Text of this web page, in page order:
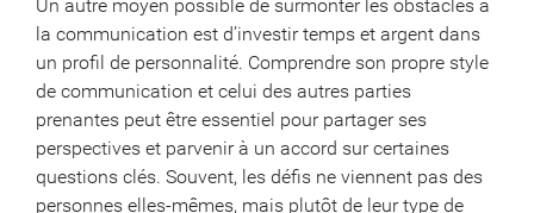
Un autre moyen possible de surmonter les obstacles à
la communication est d’investir temps et argent dans
un profil de personnalité. Comprendre son propre style
de communication et celui des autres parties
prenantes peut être essentiel pour partager ses
perspectives et parvenir à un accord sur certaines
questions clés. Souvent, les défis ne viennent pas des
personnes elles-mêmes, mais plutôt de leur type de